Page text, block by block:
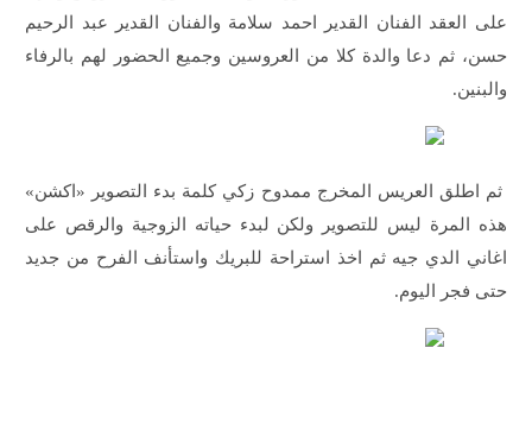
على العقد الفنان القدير احمد سلامة والفنان القدير عبد الرحيم
حسن، ثم دعا والدة كلا من العروسين وجميع الحضور لهم بالرفاء
والبنين.
ثم اطلق العريس المخرج ممدوح زكي كلمة بدء التصوير «اكشن»
هذه المرة ليس للتصوير ولكن لبدء حياته الزوجية والرقص على
اغاني الدي جيه ثم اخذ استراحة للبريك واستأنف الفرح من جديد
حتى فجر اليوم.